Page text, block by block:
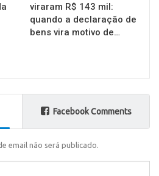
viraram R$ 143 mil:
quando a declaração de
bens vira motivo de…
Facebook Comments
email não será publicado.